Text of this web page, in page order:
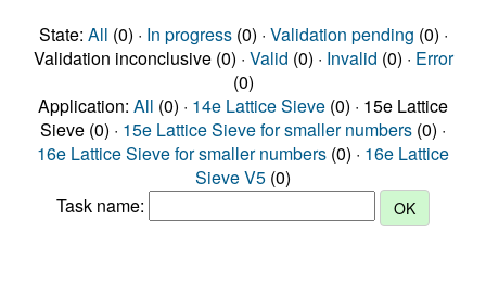
State: All (0) · In progress(0) · Validation pending (0) ·
Validation inconclusive (0) · Valid (0) · Invalid (0) · Error
(0)
Application: All (0) · 14e Lattice Sieve (0) · 15e Lattice
Sieve (0) · 15e Lattice Sieve for smaller numbers (0) ·
16e Lattice Sieve for smaller numbers (0) · 16e Lattice
Sieve V5 (0)
Task name: